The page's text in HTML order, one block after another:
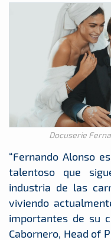
Docuserie
“Fernando Alonso
talentoso que
industria de las
viviendo
importantes de su
Cabornero, Head of